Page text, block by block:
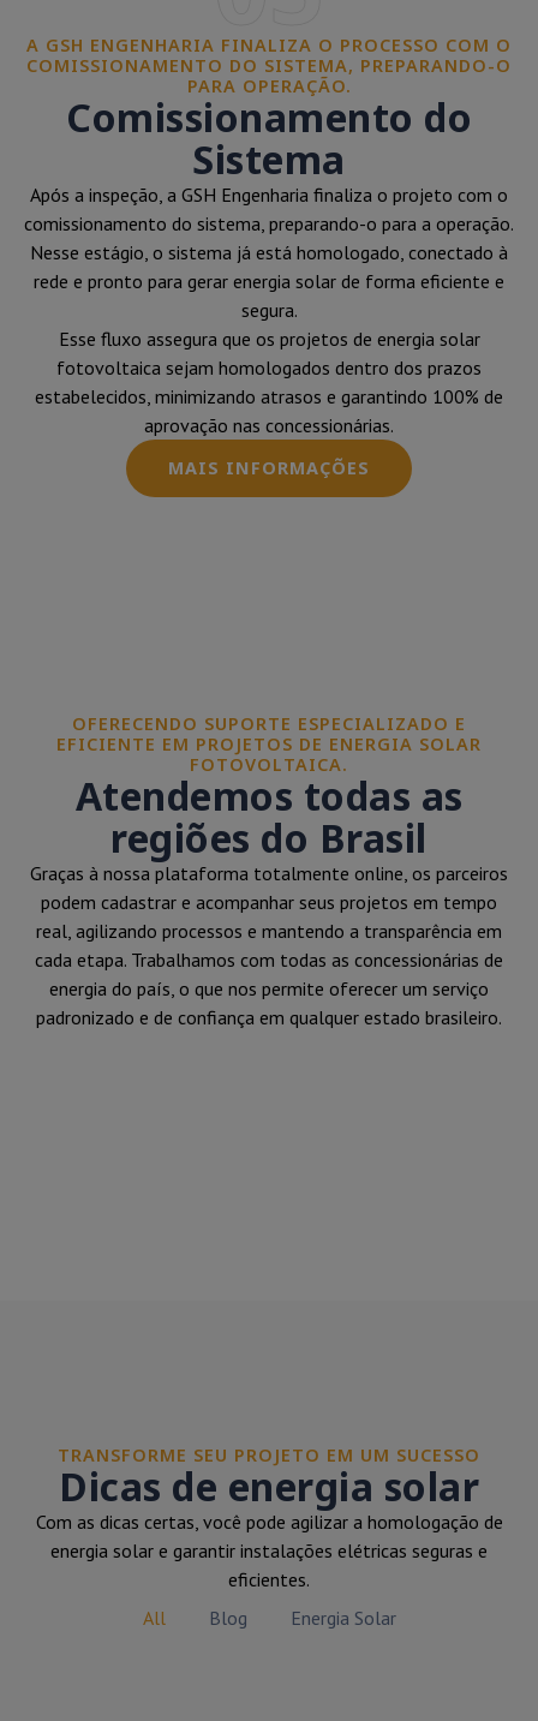
A GSH ENGENHARIA FINALIZA O PROCESSO COM O
COMISSIONAMENTO DO SISTEMA, PREPARANDO-O
PARA OPERAÇÃO.
Comissionamento do
Sistema
Após a inspeção, a GSH Engenharia finaliza o projeto com o
comissionamento do sistema, preparando-o para a operação.
Nesse estágio, o sistema já está homologado, conectado à
rede e pronto para gerar energia solar de forma eficiente e
segura.
Esse fluxo assegura que os projetos de energia solar
fotovoltaica sejam homologados dentro dos prazos
estabelecidos, minimizando atrasos e garantindo 100% de
aprovação nas concessionárias.
MAIS INFORMAÇÕES
OFERECENDO SUPORTE ESPECIALIZADO E
EFICIENTE EM PROJETOS DE ENERGIA SOLAR
FOTOVOLTAICA.
Atendemos todas as
regiões do Brasil
Graças à nossa plataforma totalmente online, os parceiros
podem cadastrar e acompanhar seus projetos em tempo
real, agilizando processos e mantendo a transparência em
cada etapa. Trabalhamos com todas as concessionárias de
energia do país, o que nos permite oferecer um serviço
padronizado e de confiança em qualquer estado brasileiro.
TRANSFORME SEU PROJETO EM UM SUCESSO
Dicas de energia solar
Com as dicas certas, você pode agilizar a homologação de
energia solar e garantir instalações elétricas seguras e
eficientes.
All
Blog Energia Solar